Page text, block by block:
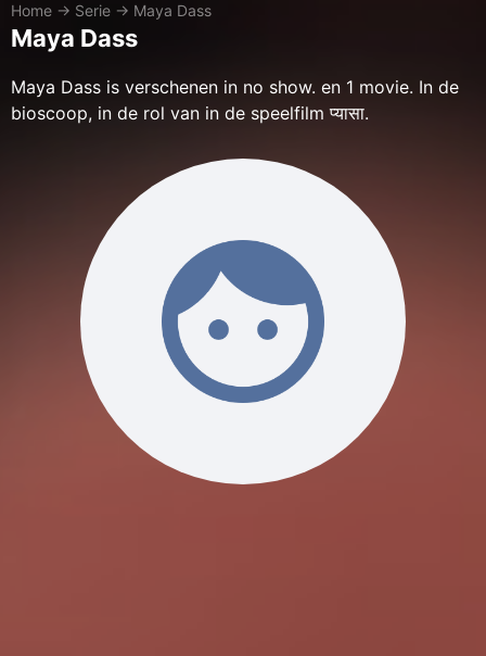
Home → Serie → Maya Dass
Maya Dass
Maya Dass is verschenen in no show. en 1 movie. In de
bioscoop, in de rol van in de speelfilm प्यासा.